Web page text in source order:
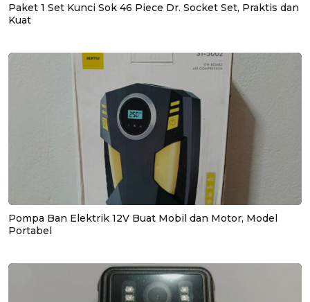
Paket 1 Set Kunci Sok 46 Piece Dr. Socket Set, Praktis dan
Kuat
Pompa Ban Elektrik 12V Buat Mobil dan Motor, Model
Portabel